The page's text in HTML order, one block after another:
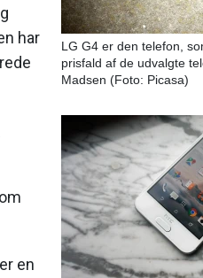
LG G4 er den telefon,
prisfald af de udvalgte
Madsen (Foto: Picasa)
har
en